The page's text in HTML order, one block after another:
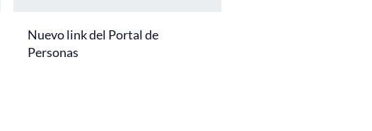
Nuevo link del Portal de
Personas